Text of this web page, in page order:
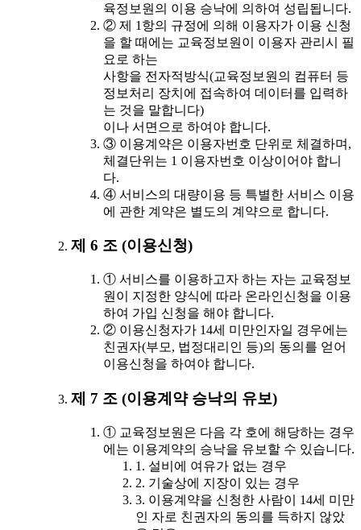
육정보원의 이용 승낙에 의하여 성립됩니다.
② 제 1항의 규정에 의해 이용자가 이용 신청
을 할 때에는 교육정보원이 이용자 관리시 필
요로 하는
사항을 전자적방식(교육정보원의 컴퓨터 등
정보처리 장치에 접속하여 데이터를 입력하
는 것을 말합니다)
이나 서면으로 하여야 합니다.
③ 이용계약은 이용자번호 단위로 체결하며,
체결단위는 1 이용자번호 이상이어야 합니
다.
④ 서비스의 대량이용 등 특별한 서비스 이용
에 관한 계약은 별도의 계약으로 합니다.
제 6 조 (이용신청)
① 서비스를 이용하고자 하는 자는 교육정보
원이 지정한 양식에 따라 온라인신청을 이용
하여 가입 신청을 해야 합니다.
② 이용신청자가 14세 미만인자일 경우에는
친권자(부모, 법정대리인 등)의 동의를 얻어
이용신청을 하여야 합니다.
제 7 조 (이용계약 승낙의 유보)
① 교육정보원은 다음 각 호에 해당하는 경우
에는 이용계약의 승낙을 유보할 수 있습니다.
1. 설비에 여유가 없는 경우
2. 기술상에 지장이 있는 경우
3. 이용계약을 신청한 사람이 14세 미만
인 자로 친권자의 동의를 득하지 않았